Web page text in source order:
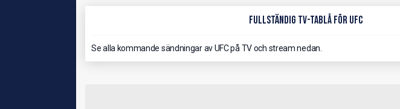
Fullständig TV-Tablå för UFC
Se alla kommande sändningar av UFC på TV och stream nedan.